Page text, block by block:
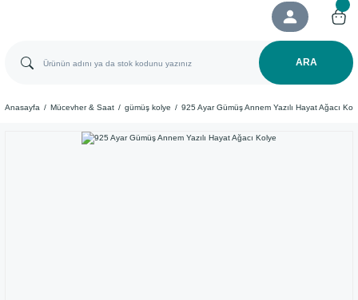
ARA
Anasayfa Mücevher & Saat gümüş kolye 925 Ayar Gümüş Annem Yazılı Hayat Ağacı